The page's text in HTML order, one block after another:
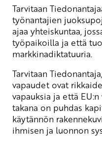
Tarvitaan
työnantajien
ajaa yhteiskuntaa,
työpaikoilla ja että
markkinadiktatuuria.
Tarvitaan
vapaudet ovat
vapauksia ja että
takana on puhdas
käytännön
ihmisen ja luonnon